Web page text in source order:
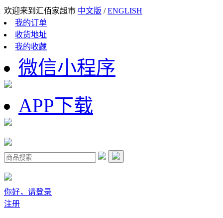
欢迎来到汇佰家超市 中文版 /ENGLISH
我的订单
收货地址
我的收藏
微信小程序
APP下载
你好，请登录
注册